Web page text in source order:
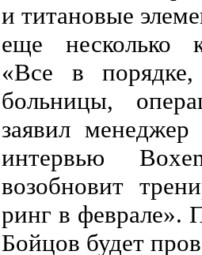
и титановые
еще несколько
«Все в
больницы,
заявил
интервью
возобновит
ринг в феврале».
Бойцов будет